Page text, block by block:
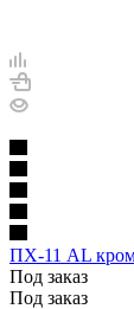
ПХ-11 AL
Под заказ
Под заказ